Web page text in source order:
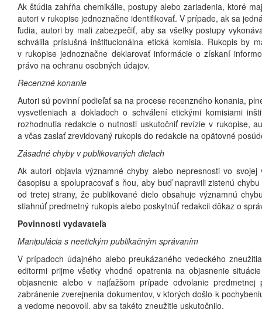
Ak štúdia zahŕňa chemikálie, postupy alebo zariadenia, ktoré
autori v rukopise jednoznačne identifikovať. V prípade, ak sa
ľudia, autori by mali zabezpečiť, aby sa všetky postupy
schválila príslušná inštitucionálna etická komisia. Rukopis by
v rukopise jednoznačne deklarovať informácie o získaní
právo na ochranu osobných údajov.
Recenzné konanie
Autori sú povinní podieľať sa na procese recenzného konania,
vysvetleniach a dokladoch o schválení etickými komisiami
rozhodnutia redakcie o nutnosti uskutočniť revízie v rukopise,
a včas zaslať zrevidovaný rukopis do redakcie na opätovné
Zásadné chyby v publikovaných dielach
Ak autori objavia významné chyby alebo nepresnosti vo
časopisu a spolupracovať s ňou, aby buď napravili zistenú
od tretej strany, že publikované dielo obsahuje významnú
stiahnúť predmetný rukopis alebo poskytnúť redakcii dôkaz o
Povinnosti vydavateľa
Manipulácia s neetickým publikačným správaním
V prípadoch údajného alebo preukázaného vedeckého
editormi prijme všetky vhodné opatrenia na objasnenie
objasnenie alebo v najťažšom prípade odvolanie
zabránenie zverejnenia dokumentov, v ktorých došlo k
a vedome nepovolí, aby sa takéto zneužitie uskutočnilo.